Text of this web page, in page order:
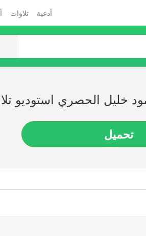
أدعية تلاوات
تحميل